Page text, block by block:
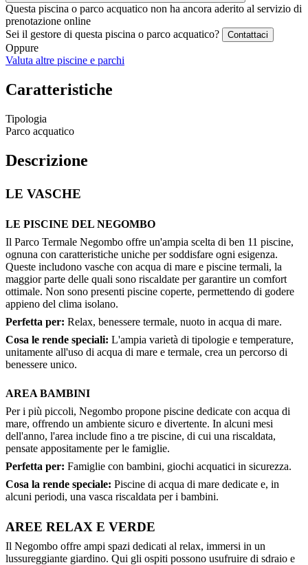
Questa piscina o parco acquatico non ha ancora aderito al servizio di
prenotazione online
Sei il gestore di questa piscina o parco acquatico?
Contattaci
Oppure
Valuta altre piscine e parchi
Caratteristiche
Tipologia
Parco acquatico
Descrizione
LE VASCHE
LE PISCINE DEL NEGOMBO
Il Parco Termale Negombo offre un'ampia scelta di ben 11 piscine,
ognuna con caratteristiche uniche per soddisfare ogni esigenza.
Queste includono vasche con acqua di mare e piscine termali, la
maggior parte delle quali sono riscaldate per garantire un comfort
ottimale. Non sono presenti piscine coperte, permettendo di godere
appieno del clima isolano.
Perfetta per: Relax, benessere termale, nuoto in acqua di mare.
Cosa le rende speciali: L'ampia varietà di tipologie e temperature,
unitamente all'uso di acqua di mare e termale, crea un percorso di
benessere unico.
AREA BAMBINI
Per i più piccoli, Negombo propone piscine dedicate con acqua di
mare, offrendo un ambiente sicuro e divertente. In alcuni mesi
dell'anno, l'area include fino a tre piscine, di cui una riscaldata,
pensate appositamente per le famiglie.
Perfetta per: Famiglie con bambini, giochi acquatici in sicurezza.
Cosa la rende speciale: Piscine di acqua di mare dedicate e, in
alcuni periodi, una vasca riscaldata per i bambini.
AREE RELAX E VERDE
Il Negombo offre ampi spazi dedicati al relax, immersi in un
lussureggiante giardino. Qui gli ospiti possono usufruire di sdraio e